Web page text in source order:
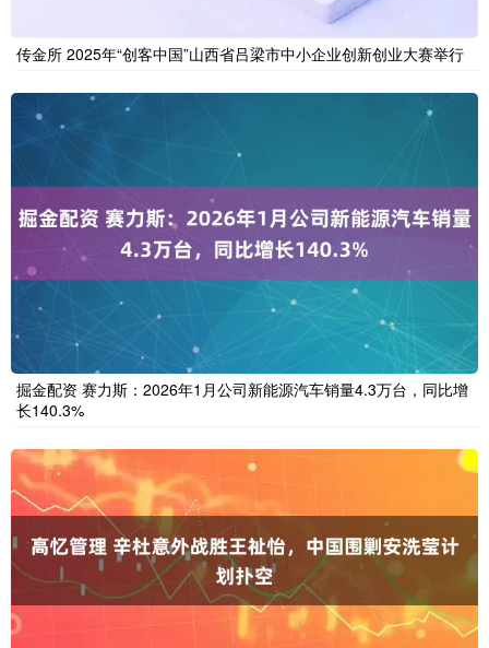
传金所 2025年“创客中国”山西省吕梁市中小企业创新创业大赛举行
掘金配资 赛力斯：2026年1月公司新能源汽车销量4.3万台，同比增
长140.3%